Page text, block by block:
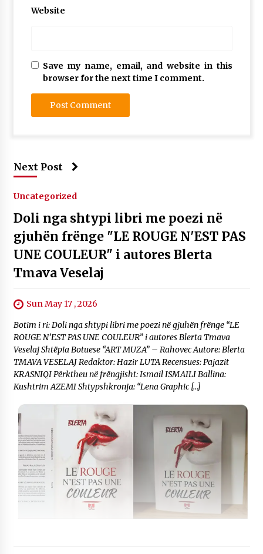
Website
Save my name, email, and website in this
browser for the next time I comment.
Next Post
Uncategorized
Doli nga shtypi libri me poezi në
gjuhën frënge "LE ROUGE N'EST PAS
UNE COULEUR" i autores Blerta
Tmava Veselaj
Sun May 17 , 2026
Botim i ri: Doli nga shtypi libri me poezi në gjuhën frënge “LE
ROUGE N’EST PAS UNE COULEUR” i autores Blerta Tmava
Veselaj Shtëpia Botuese “ART MUZA” – Rahovec Autore: Blerta
TMAVA VESELAJ Redaktor: Hazir LUTA Recensues: Pajazit
KRASNIQI Përktheu në frëngjisht: Ismail ISMAILI Ballina:
Kushtrim AZEMI Shtypshkronja: “Lena Graphic […]